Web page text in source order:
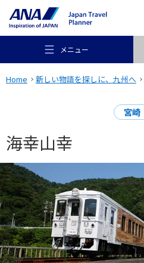
メニュー
おすすめの旅
旅のアイデア
行き先
Home 新しい物語を探しに、九州へ
宮崎
海幸山幸